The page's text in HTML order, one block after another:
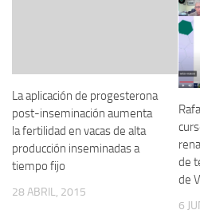
La aplicación de progesterona
post-inseminación aumenta
la fertilidad en vacas de alta
producción inseminadas a
tiempo fijo
28 ABRIL, 2015
de
de
6